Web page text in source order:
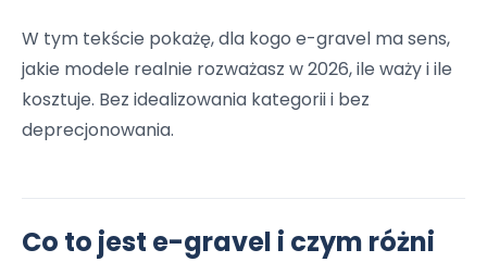
W tym tekście pokażę, dla kogo e-gravel ma sens,
jakie modele realnie rozważasz w 2026, ile waży i ile
kosztuje. Bez idealizowania kategorii i bez
deprecjonowania.
Co to jest e-gravel i czym różni